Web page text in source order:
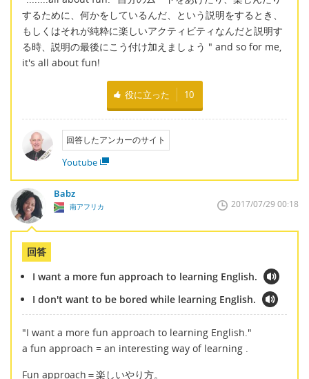
するために、何かをしているんだ、という説明をするとき、
もしくはそれが純粋に楽しいアクティビティなんだと説明す
る時、説明の最後にこう付け加えましょう " and so for me,
it's all about fun!
役に立った 10
回答したアンカーのサイト
Youtube
Babz
南アフリカ 2017/07/29 00:18
回答
I want a more fun approach to learning English.
I don't want to be bored while learning English.
"I want a more fun approach to learning English."
a fun approach = an interesting way of learning .
Fun approach＝楽しいやり方。